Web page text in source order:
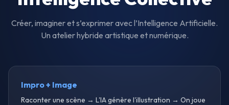
Créer, imaginer et s’exprimer avec l’Intelligence Artificielle.
Un atelier hybride artistique et numérique.
Impro + Image
Raconter une scène → L'IA génère l'illustration → On joue